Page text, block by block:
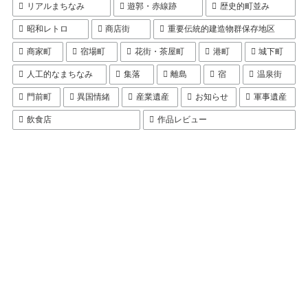
リアルまちなみ 遊郭・赤線跡 歴史的町並み
昭和レトロ 商店街 重要伝統的建造物群保存地区
商家町 宿場町 花街・茶屋町 港町 城下町
人工的なまちなみ 集落 離島 宿 温泉街
門前町 異国情緒 産業遺産 お知らせ 軍事遺産
飲食店 作品レビュー